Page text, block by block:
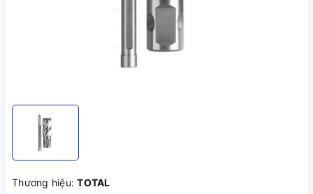
Thương hiệu:TOTAL